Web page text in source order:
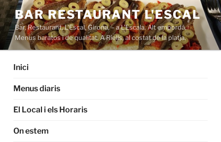
Saltar
al
contenido
BAR RESTAURANT L'ESCAL
Bar, Restaurant, L'Escal, Girona, – a L'Escala. Alt empordà,
Menus baratos i de qualitat. A Riells, al costat de la platja.
Inici
Menus diaris
El Local i els Horaris
On estem